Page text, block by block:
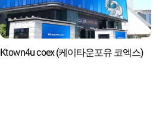
Ktown4u coex (케이타운포유 코엑스)